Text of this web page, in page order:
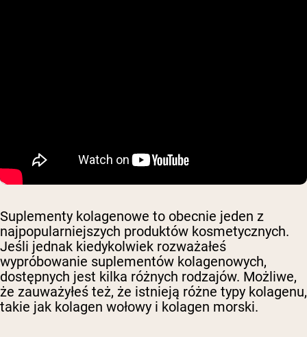
Suplementy kolagenowe to obecnie jeden z
najpopularniejszych produktów kosmetycznych.
Jeśli jednak kiedykolwiek rozważałeś
wypróbowanie suplementów kolagenowych,
dostępnych jest kilka różnych rodzajów. Możliwe,
że zauważyłeś też, że istnieją różne typy kolagenu,
takie jak kolagen wołowy i kolagen morski.